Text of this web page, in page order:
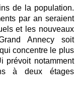
de la population.
par an seraient
et les nouveaux
Annecy soit
concentre le plus
prévoit notamment
à deux étages